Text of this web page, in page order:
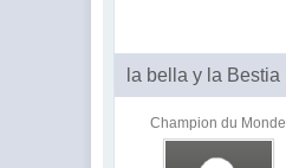
la bella y la Bestia
Champion du Monde